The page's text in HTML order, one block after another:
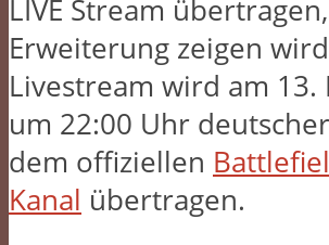
LIVE Stream
Erweiterung zeigen
Livestream wird am 13.
um 22:00 Uhr
dem offiziellen
Kanal übertragen.